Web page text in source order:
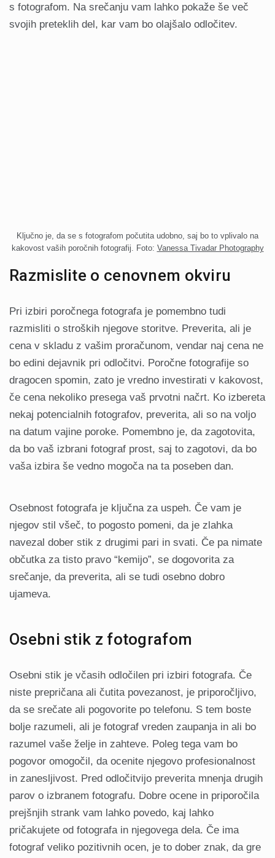
s fotografom. Na srečanju vam lahko pokaže še več
svojih preteklih del, kar vam bo olajšalo odločitev.
Ključno je, da se s fotografom počutita udobno, saj bo to vplivalo na
kakovost vaših poročnih fotografij. Foto: Vanessa Tivadar Photography
Razmislite o cenovnem okviru
Pri izbiri poročnega fotografa je pomembno tudi
razmisliti o stroških njegove storitve. Preverita, ali je
cena v skladu z vašim proračunom, vendar naj cena ne
bo edini dejavnik pri odločitvi. Poročne fotografije so
dragocen spomin, zato je vredno investirati v kakovost,
če cena nekoliko presega vaš prvotni načrt. Ko izbereta
nekaj potencialnih fotografov, preverita, ali so na voljo
na datum vajine poroke. Pomembno je, da zagotovita,
da bo vaš izbrani fotograf prost, saj to zagotovi, da bo
vaša izbira še vedno mogoča na ta poseben dan.
Osebnost fotografa je ključna za uspeh. Če vam je
njegov stil všeč, to pogosto pomeni, da je zlahka
navezal dober stik z drugimi pari in svati. Če pa nimate
občutka za tisto pravo “kemijo”, se dogovorita za
srečanje, da preverita, ali se tudi osebno dobro
ujameva.
Osebni stik z fotografom
Osebni stik je včasih odločilen pri izbiri fotografa. Če
niste prepričana ali čutita povezanost, je priporočljivo,
da se srečate ali pogovorite po telefonu. S tem boste
bolje razumeli, ali je fotograf vreden zaupanja in ali bo
razumel vaše želje in zahteve. Poleg tega vam bo
pogovor omogočil, da ocenite njegovo profesionalnost
in zanesljivost. Pred odločitvijo preverita mnenja drugih
parov o izbranem fotografu. Dobre ocene in priporočila
prejšnjih strank vam lahko povedo, kaj lahko
pričakujete od fotografa in njegovega dela. Če ima
fotograf veliko pozitivnih ocen, je to dober znak, da gre